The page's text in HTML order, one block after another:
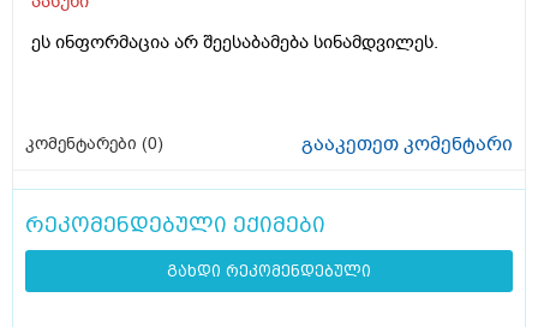
ეს ინფორმაცია არ შეესაბამება სინამდვილეს.
კომენტარები (0) გააკეთეთ კომენტარი
რეკომენდებული ექიმები
გახდი რეკომენდებული